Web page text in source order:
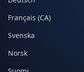
Français (CA)
Svenska
Norsk